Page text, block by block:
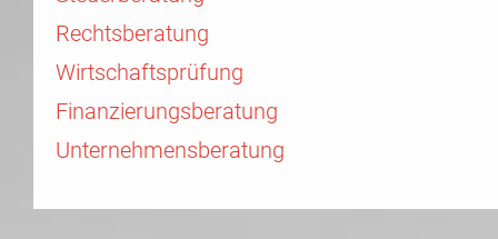
Rechtsberatung
Wirtschaftsprüfung
Finanzierungsberatung
Unternehmensberatung